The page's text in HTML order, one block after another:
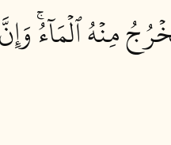
مِنۡهُ ٱلۡمَآءُۚ